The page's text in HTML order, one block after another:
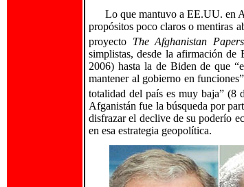
Lo que mantuvo a EE.UU. en
propósitos poco claros o mentiras
proyecto The Afghanistan Papers
simplistas, desde la afirmación
2006) hasta la de Biden de que
mantener al gobierno en
totalidad del país es muy baja” (8
Afganistán fue la búsqueda por
disfrazar el declive de su poderío
en esa estrategia geopolítica.